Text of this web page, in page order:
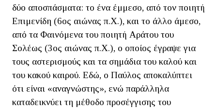
δύο αποσπάσματα: το ένα έμμεσο, από τον ποιητή
Επιμενίδη (6ος αιώνας π.Χ.), και το άλλο άμεσο,
από τα Φαινόμενα του ποιητή Αράτου του
Σολέως (3ος αιώνας π.Χ.), ο οποίος έγραψε για
τους αστερισμούς και τα σημάδια του καλού και
του κακού καιρού. Εδώ, ο Παύλος αποκαλύπτει
ότι είναι «αναγνώστης», ενώ παράλληλα
καταδεικνύει τη μέθοδο προσέγγισης του